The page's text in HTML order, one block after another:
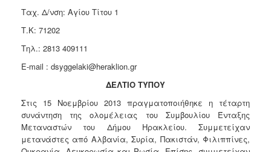
(Κ.Α.Π.Η.)
Κέντρα
Δημιουργικής
Παιδιών
Κέντρα
Ημερήσιας
Φροντίδας
Ηλικιωμένων
(Κ.Η.Φ.Η.)
Ταχ. Δ/νση: Αγίου Τίτου 1
Τ.Κ: 71202
Τηλ.: 2813 409111
E-mail : dsyggelaki@heraklion.gr
ΔΕΛΤΙΟ ΤΥΠΟΥ
Στις 15 Νοεμβρίου 2013 πραγματοποιήθηκε η τέταρτη
συνάντηση της ολομέλειας του Συμβουλίου Ένταξης
Μεταναστών του Δήμου Ηρακλείου. Συμμετείχαν
μετανάστες από Αλβανία, Συρία, Πακιστάν, Φιλιππίνες,